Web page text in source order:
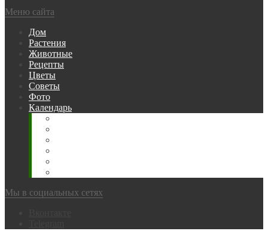
Меню сайта
Дом
Растения
Животные
Рецепты
Цветы
Советы
Фото
Календарь
Мы в социальных сетях